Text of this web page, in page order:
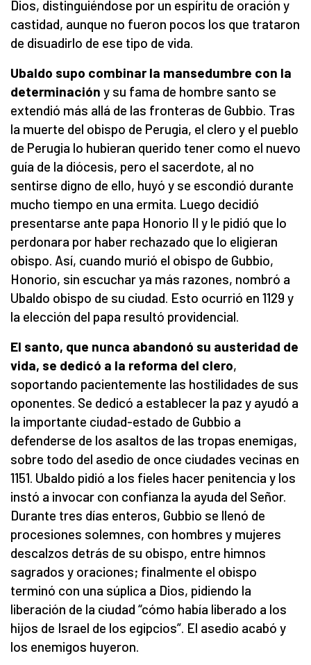
Dios, distinguiéndose por un espíritu de oración y
castidad, aunque no fueron pocos los que trataron
de disuadirlo de ese tipo de vida.
Ubaldo supo combinar la mansedumbre con la
determinación y su fama de hombre santo se
extendió más allá de las fronteras de Gubbio. Tras
la muerte del obispo de Perugia, el clero y el pueblo
de Perugia lo hubieran querido tener como el nuevo
guía de la diócesis, pero el sacerdote, al no
sentirse digno de ello, huyó y se escondió durante
mucho tiempo en una ermita. Luego decidió
presentarse ante papa Honorio II y le pidió que lo
perdonara por haber rechazado que lo eligieran
obispo. Así, cuando murió el obispo de Gubbio,
Honorio, sin escuchar ya más razones, nombró a
Ubaldo obispo de su ciudad. Esto ocurrió en 1129 y
la elección del papa resultó providencial.
El santo, que nunca abandonó su austeridad de
vida, se dedicó a la reforma del clero,
soportando pacientemente las hostilidades de sus
oponentes. Se dedicó a establecer la paz y ayudó a
la importante ciudad-estado de Gubbio a
defenderse de los asaltos de las tropas enemigas,
sobre todo del asedio de once ciudades vecinas en
1151. Ubaldo pidió a los fieles hacer penitencia y los
instó a invocar con confianza la ayuda del Señor.
Durante tres días enteros, Gubbio se llenó de
procesiones solemnes, con hombres y mujeres
descalzos detrás de su obispo, entre himnos
sagrados y oraciones; finalmente el obispo
terminó con una súplica a Dios, pidiendo la
liberación de la ciudad “cómo había liberado a los
hijos de Israel de los egipcios”. El asedio acabó y
los enemigos huyeron.